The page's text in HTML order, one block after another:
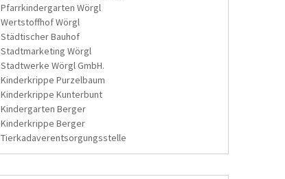
Pfarrkindergarten Wörgl
Wertstoffhof Wörgl
Städtischer Bauhof
Stadtmarketing Wörgl
Stadtwerke Wörgl GmbH.
Kinderkrippe Purzelbaum
Kinderkrippe Kunterbunt
Kindergarten Berger
Kinderkrippe Berger
Tierkadaverentsorgungsstelle